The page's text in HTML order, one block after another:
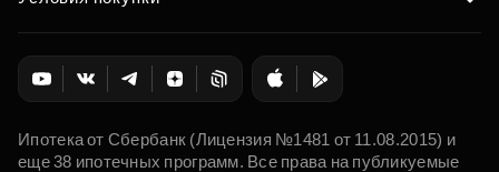
Ипотека от Сбербанк (Лицензия №1481 от 11.08.2015) и
еще 38 ипотечных программ. Все права на публикуемые